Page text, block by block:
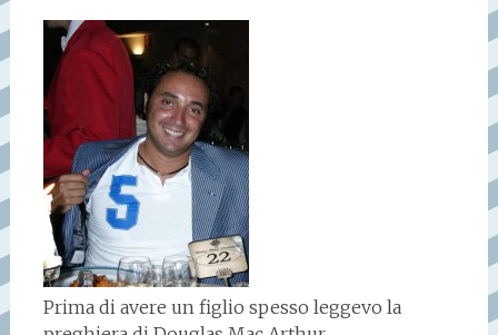
Prima di avere un figlio spesso leggevo la